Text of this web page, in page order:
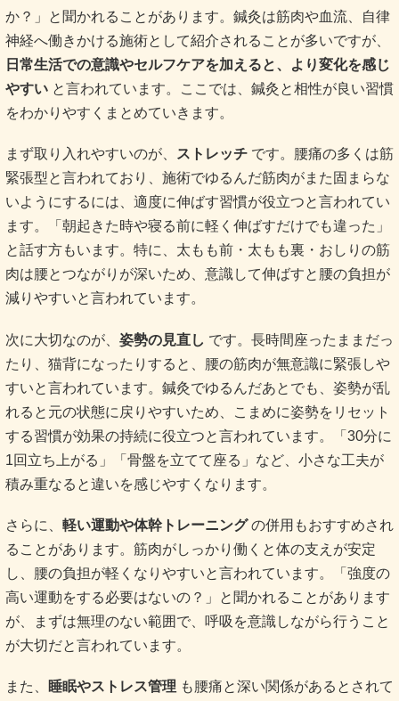
か？」と聞かれることがあります。鍼灸は筋肉や血流、自律
神経へ働きかける施術として紹介されることが多いですが、
日常生活での意識やセルフケアを加えると、より変化を感じ
やすい と言われています。ここでは、鍼灸と相性が良い習慣
をわかりやすくまとめていきます。
まず取り入れやすいのが、 ストレッチ です。腰痛の多くは筋
緊張型と言われており、施術でゆるんだ筋肉がまた固まらな
いようにするには、適度に伸ばす習慣が役立つと言われてい
ます。「朝起きた時や寝る前に軽く伸ばすだけでも違った」
と話す方もいます。特に、太もも前・太もも裏・おしりの筋
肉は腰とつながりが深いため、意識して伸ばすと腰の負担が
減りやすいと言われています。
次に大切なのが、 姿勢の見直し です。長時間座ったままだっ
たり、猫背になったりすると、腰の筋肉が無意識に緊張しや
すいと言われています。鍼灸でゆるんだあとでも、姿勢が乱
れると元の状態に戻りやすいため、こまめに姿勢をリセット
する習慣が効果の持続に役立つと言われています。「30分に
1回立ち上がる」「骨盤を立てて座る」など、小さな工夫が
積み重なると違いを感じやすくなります。
さらに、 軽い運動や体幹トレーニングの併用もおすすめされ
ることがあります。筋肉がしっかり働くと体の支えが安定
し、腰の負担が軽くなりやすいと言われています。「強度の
高い運動をする必要はないの？」と聞かれることがあります
が、まずは無理のない範囲で、呼吸を意識しながら行うこと
が大切だと言われています。
また、 睡眠やストレス管理 も腰痛と深い関係があるとされて